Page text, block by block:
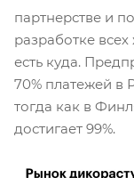
партнерстве и
разработке
есть куда.
70% платежей в
тогда как в
достигает 99%.